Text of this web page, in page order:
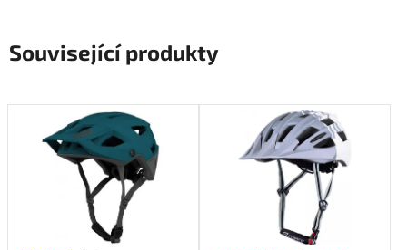
Související produkty